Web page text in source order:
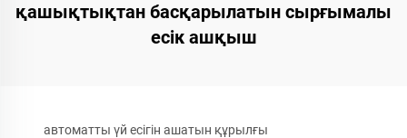
қашықтықтан басқарылатын сырғымалы
есік ашқыш
автоматты үй есігін ашатын құрылғы